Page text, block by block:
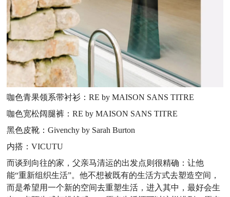
咖色青果领系带衬衫：RE by MAISON SANS TITRE
咖色宽松阔腿裤：RE by MAISON SANS TITRE
黑色皮靴：Givenchy by Sarah Burton
内搭：VICUTU
而谈到向往的家，父亲马清运的出发点则很精确：让他
能“重新组织生活”。他不想被既有的生活方式去塑造空间，
而是希望用一个新的空间去重塑生活，进入其中，最好会生